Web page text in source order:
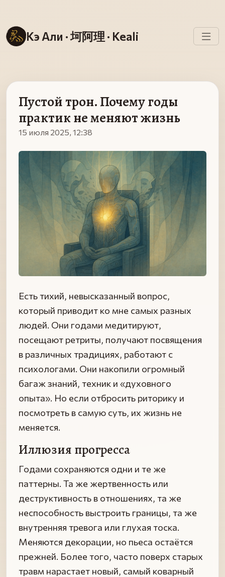
Кэ Али · 坷阿理 · Keali
Пустой трон. Почему годы
практик не меняют жизнь
15 июля 2025, 12:38
Есть тихий, невысказанный вопрос,
который приводит ко мне самых разных
людей. Они годами медитируют,
посещают ретриты, получают посвящения
в различных традициях, работают с
психологами. Они накопили огромный
багаж знаний, техник и «духовного
опыта». Но если отбросить риторику и
посмотреть в самую суть, их жизнь не
меняется.
Иллюзия прогресса
Годами сохраняются одни и те же
паттерны. Та же жертвенность или
деструктивность в отношениях, та же
неспособность выстроить границы, та же
внутренняя тревога или глухая тоска.
Меняются декорации, но пьеса остаётся
прежней. Более того, часто поверх старых
травм нарастает новый, самый коварный